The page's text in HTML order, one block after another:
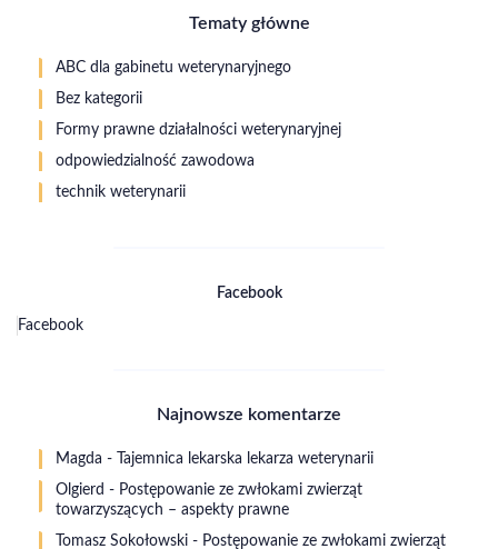
Tematy główne
ABC dla gabinetu weterynaryjnego
Bez kategorii
Formy prawne działalności weterynaryjnej
odpowiedzialność zawodowa
technik weterynarii
Facebook
Facebook
Najnowsze komentarze
Magda -
Tajemnica lekarska lekarza weterynarii
Olgierd - Postępowanie ze zwłokami zwierząt
towarzyszących – aspekty prawne
Tomasz Sokołowski - Postępowanie ze zwłokami zwierząt